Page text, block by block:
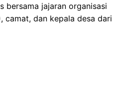
bersama jajaran organisasi
camat, dan kepala desa dari